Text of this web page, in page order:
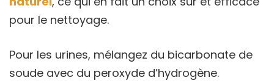
pour le nettoyage.
Pour les urines, mélangez du bicarbonate de
soude avec du peroxyde d’hydrogène.